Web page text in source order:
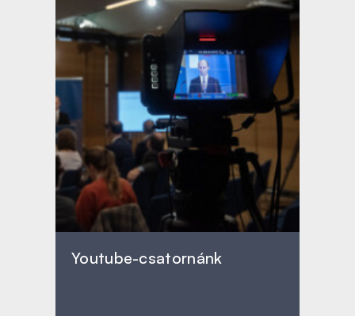
Youtube-csatornánk